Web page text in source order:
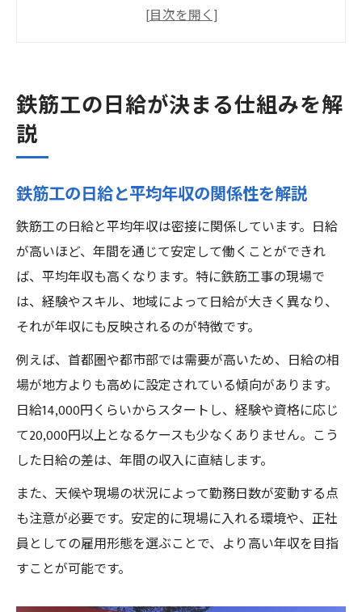
鉄筋工の現場で求められる技術力と収入差
由
資格で変わる鉄筋工の平均年収体験談
鉄筋工の資格ごとに異なる収入事例を紹介
資格なしと有資格者で平均年収はどう変わ
るか
現場で役立つ資格と年収の関係を解説
経験者が語る収入アップの道筋とは
収入アップに欠かせない現場経験の積み方
経験者が実践した鉄筋工の年収向上法
鉄筋工の平均年収を伸ばす転職や昇給事例
長期的なキャリアで差がつく収入のポイン
ト
未経験から目指す鉄筋工の年収ステップ
未経験から鉄筋工で平均年収を目指す方法
初心者が年収アップを実現する成長戦略
鉄筋工の日給が決まる仕組みを解
説
鉄筋工の日給と平均年収の関係性を解説
鉄筋工の日給と平均年収は密接に関係しています。日給
が高いほど、年間を通じて安定して働くことができれ
ば、平均年収も高くなります。特に鉄筋工事の現場で
は、経験やスキル、地域によって日給が大きく異なり、
それが年収にも反映されるのが特徴です。
例えば、首都圏や都市部では需要が高いため、日給の相
場が地方よりも高めに設定されている傾向があります。
日給14,000円くらいからスタートし、経験や資格に応じ
て20,000円以上となるケースも少なくありません。こう
した日給の差は、年間の収入に直結します。
また、天候や現場の状況によって勤務日数が変動する点
も注意が必要です。安定的に現場に入れる環境や、正社
員としての雇用形態を選ぶことで、より高い年収を目指
すことが可能です。